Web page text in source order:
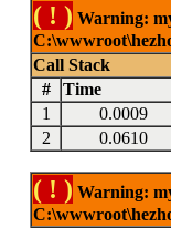
( ! ) Warning:
Call Stack
#
Time
1
0.0009
2
0.0610
( ! ) Warning: